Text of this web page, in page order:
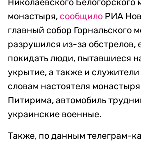
монастыря, сообщило РИА
главный собор Горнальского
разрушился из-за обстрелов,
покидать люди, пытавшиеся
укрытие, а также и
словам настоятеля
Питирима, автомобиль
украинские военные.
Также, по данным телеграм-